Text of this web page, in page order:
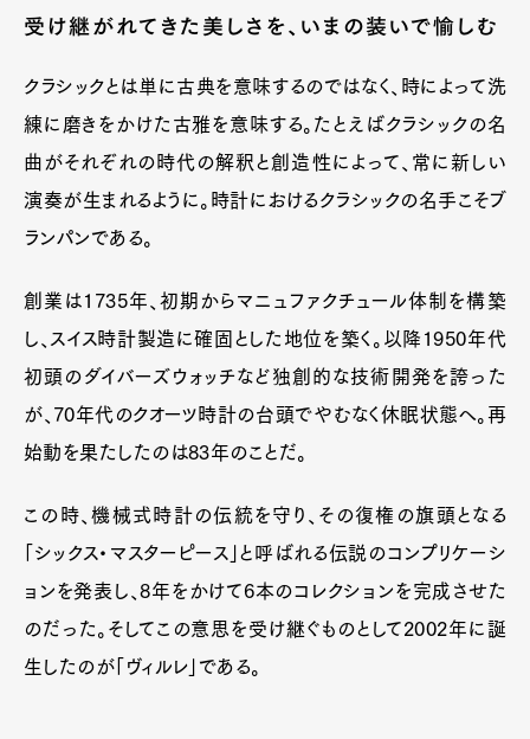
受け継がれてきた美しさを、いまの装いで愉しむ
クラシックとは単に古典を意味するのではなく、時によって洗
練に磨きをかけた古雅を意味する。たとえばクラシックの名
曲がそれぞれの時代の解釈と創造性によって、常に新しい
演奏が生まれるように。時計におけるクラシックの名手こそブ
ランパンである。
創業は1735年、初期からマニュファクチュール体制を構築
し、スイス時計製造に確固とした地位を築く。以降1950年代
初頭のダイバーズウォッチなど独創的な技術開発を誇った
が、70年代のクオーツ時計の台頭でやむなく休眠状態へ。再
始動を果たしたのは83年のことだ。
この時、機械式時計の伝統を守り、その復権の旗頭となる
「シックス・マスターピース」と呼ばれる伝説のコンプリケーシ
ョンを発表し、8年をかけて6本のコレクションを完成させた
のだった。そしてこの意思を受け継ぐものとして2002年に誕
生したのが「ヴィルレ」である。